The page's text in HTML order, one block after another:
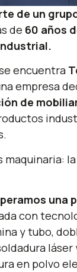
de un
de 60 años
encuentra
empresa
de
maquinaria:
una
con
y tubo,
en polvo